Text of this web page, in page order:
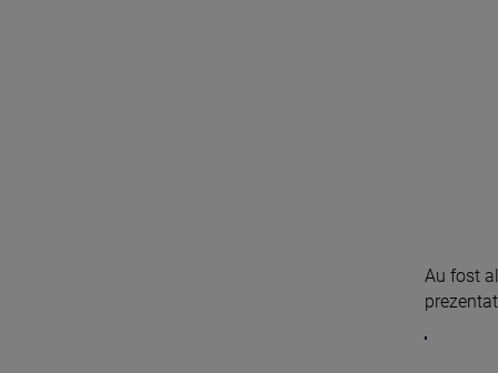
Au fost